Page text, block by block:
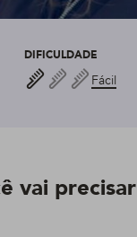
DIFICULDADE
Fácil
vai precisar